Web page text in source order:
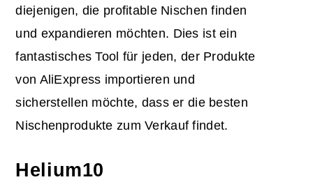
diejenigen, die profitable Nischen finden
und expandieren möchten. Dies ist ein
fantastisches Tool für jeden, der Produkte
von AliExpress importieren und
sicherstellen möchte, dass er die besten
Nischenprodukte zum Verkauf findet.
Helium10